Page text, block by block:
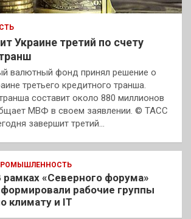
Украине третий по счету
валютный фонд принял решение о
третьего кредитного транша.
составит около 880 миллионов
МВФ в своем заявлении. © ТАСС
завершит третий…
рамках «Северного форума»
рабочие группы
климату и IT